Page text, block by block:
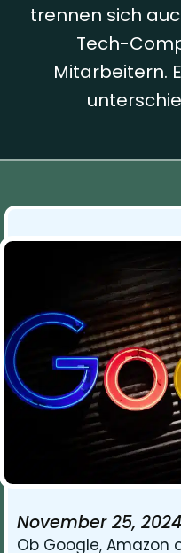
trennen sich
Tech-
Mitarbeitern.
November 25, 2024
Ob Google, Amazon